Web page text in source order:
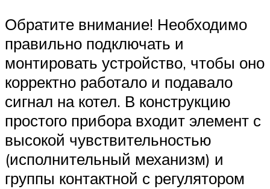
Обратите внимание! Необходимо
правильно подключать и
монтировать устройство, чтобы оно
корректно работало и подавало
сигнал на котел. В конструкцию
простого прибора входит элемент с
высокой чувствительностью
(исполнительный механизм) и
группы контактной с регулятором